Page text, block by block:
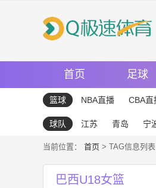
首页 足球
篮球 NBA直播 CBA直
球队 江苏 青岛 宁
当前位置： 首页 > TAG信息列
巴西U18女篮